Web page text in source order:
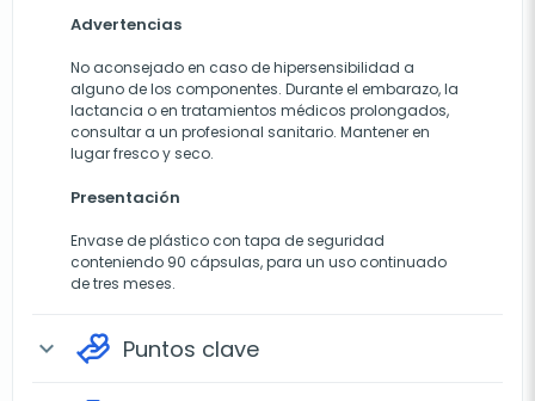
Advertencias
No aconsejado en caso de hipersensibilidad a
alguno de los componentes. Durante el embarazo, la
lactancia o en tratamientos médicos prolongados,
consultar a un profesional sanitario. Mantener en
lugar fresco y seco.
Presentación
Envase de plástico con tapa de seguridad
conteniendo 90 cápsulas, para un uso continuado
de tres meses.
expand_more Puntos clave